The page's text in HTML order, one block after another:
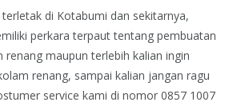
di Kotabumi dan sekitarnya,
perkara terpaut tentang pembuatan
renang maupun terlebih kalian ingin
renang, sampai kalian jangan ragu
service kami di nomor 0857 1007